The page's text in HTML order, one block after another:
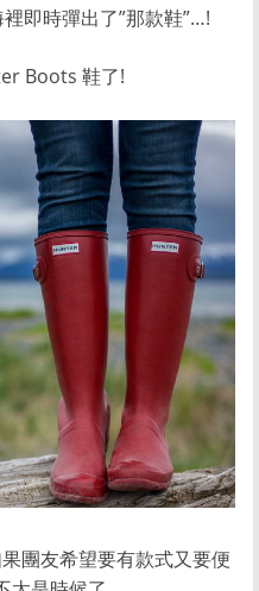
即時彈出了”那款鞋”…!
Boots 鞋了!
團友希望要有款式又要便